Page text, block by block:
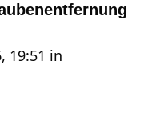
19:51 in